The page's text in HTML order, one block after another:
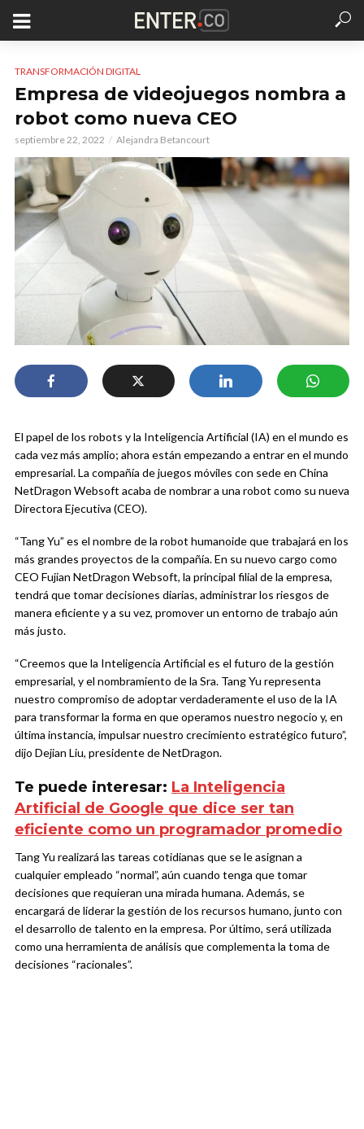
TRANSFORMACIÓN DIGITAL
Empresa de videojuegos nombra a
robot como nueva CEO
septiembre 22, 2022 Alejandra Betancourt
El papel de los robots y la Inteligencia Artificial (IA) en el mundo es
cada vez más amplio; ahora están empezando a entrar en el mundo
empresarial. La compañía de juegos móviles con sede en China
NetDragon Websoft acaba de nombrar a una robot como su nueva
Directora Ejecutiva (CEO).
“Tang Yu” es el nombre de la robot humanoide que trabajará en los
más grandes proyectos de la compañía. En su nuevo cargo como
CEO Fujian NetDragon Websoft, la principal filial de la empresa,
tendrá que tomar decisiones diarias, administrar los riesgos de
manera eficiente y a su vez, promover un entorno de trabajo aún
más justo.
“Creemos que la Inteligencia Artificial es el futuro de la gestión
empresarial, y el nombramiento de la Sra. Tang Yu representa
nuestro compromiso de adoptar verdaderamente el uso de la IA
para transformar la forma en que operamos nuestro negocio y, en
última instancia, impulsar nuestro crecimiento estratégico futuro”,
dijo Dejian Liu, presidente de NetDragon.
Te puede interesar: La Inteligencia
Artificial de Google que dice ser tan
eficiente como un programador promedio
Tang Yu realizará las tareas cotidianas que se le asignan a
cualquier empleado “normal”, aún cuando tenga que tomar
decisiones que requieran una mirada humana. Además, se
encargará de liderar la gestión de los recursos humano, junto con
el desarrollo de talento en la empresa. Por último, será utilizada
como una herramienta de análisis que complementa la toma de
decisiones “racionales”.